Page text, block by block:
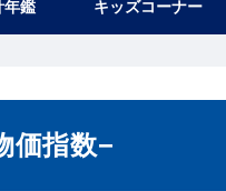
年鑑 キッズコーナー
価指数−